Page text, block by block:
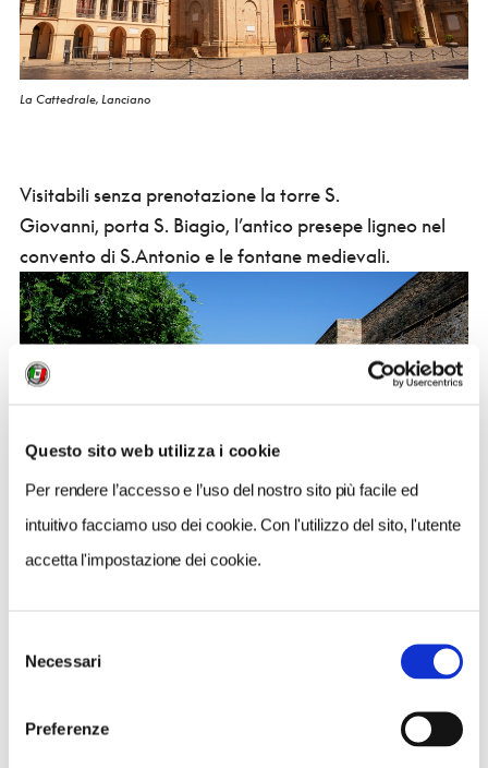
Questo sito web utilizza i cookie
Per rendere l’accesso e l’uso del nostro sito più facile ed
intuitivo facciamo uso dei cookie. Con l'utilizzo del sito, l'utente
accetta l'impostazione dei cookie.
delNecessari
Preferenze
La Cattedrale, Lanciano
Visitabili senza prenotazione la torre S.
Giovanni, porta S. Biagio, l’antico presepe ligneo nel
convento di S.Antonio e le fontane medievali.